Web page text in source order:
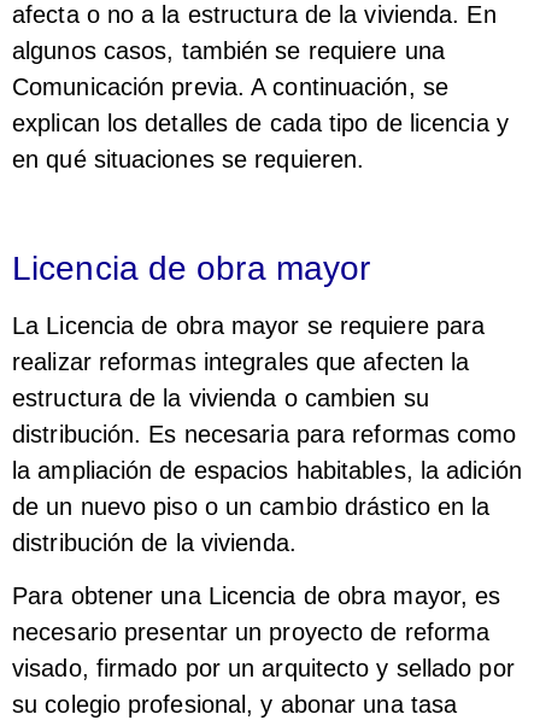
afecta o no a la estructura de la vivienda. En
algunos casos, también se requiere una
Comunicación previa. A continuación, se
explican los detalles de cada tipo de licencia y
en qué situaciones se requieren.
Licencia de obra mayor
La Licencia de obra mayor se requiere para
realizar reformas integrales que afecten la
estructura de la vivienda o cambien su
distribución. Es necesaria para reformas como
la ampliación de espacios habitables, la adición
de un nuevo piso o un cambio drástico en la
distribución de la vivienda.
Para obtener una Licencia de obra mayor, es
necesario presentar un proyecto de reforma
visado, firmado por un arquitecto y sellado por
su colegio profesional, y abonar una tasa